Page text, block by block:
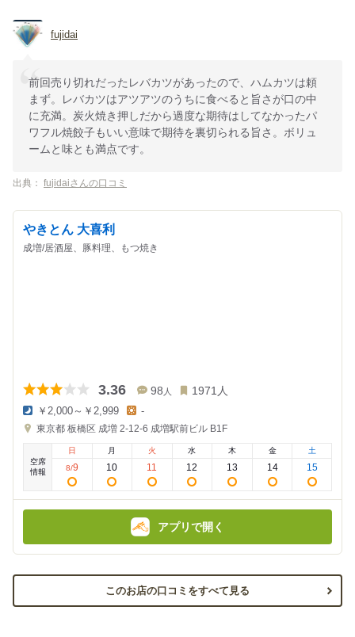
fujidai
前回売り切れだったレバカツがあったので、ハムカツは頼
まず。レバカツはアツアツのうちに食べると旨さが口の中
に充満。炭火焼き押しだから過度な期待はしてなかったパ
ワフル焼餃子もいい意味で期待を裏切られる旨さ。ボリュ
ームと味とも満点です。
出典： fujidaiさんの口コミ
やきとん 大喜利
成増/居酒屋、豚料理、もつ焼き
3.36 98 人 1971 人
夜
の
額
￥2,000～￥2,999
の
-
東京都 板橋区 成増 2-12-6 成増駅前ビル B1F
空席
情報
日
8/9
月
10
火
11
水
12
木
13
金
14
土
15
アプリで開く
このお店の口コミをすべて見る